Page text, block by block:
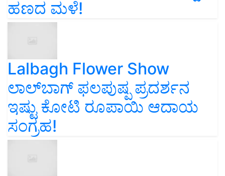
ಹಣದ ಮಳೆ!
Lalbagh Flower Show
ಲಾಲ್‌ಬಾಗ್ ಫಲಪುಷ್ಪ ಪ್ರದರ್ಶನ
ಇಷ್ಟು ಕೋಟಿ ರೂಪಾಯಿ ಆದಾಯ
ಸಂಗ್ರಹ!